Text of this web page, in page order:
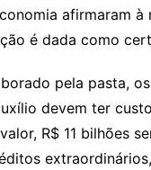
afirmaram à
é dada como
pela pasta,
devem ter
R$ 11 bilhões